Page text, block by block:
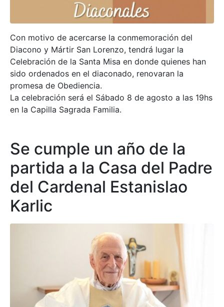
Con motivo de acercarse la conmemoración del
Diacono y Mártir San Lorenzo, tendrá lugar la
Celebración de la Santa Misa en donde quienes han
sido ordenados en el diaconado, renovaran la
promesa de Obediencia.
La celebración será el Sábado 8 de agosto a las 19hs
en la Capilla Sagrada Familia.
Se cumple un año de la
partida a la Casa del Padre
del Cardenal Estanislao
Karlic